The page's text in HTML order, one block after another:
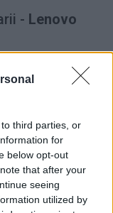
third parties, or
for
below opt-out
that after your
seeing
utilized by
- Lenovo
objęte są 1-
ochronę
wykupić usługę